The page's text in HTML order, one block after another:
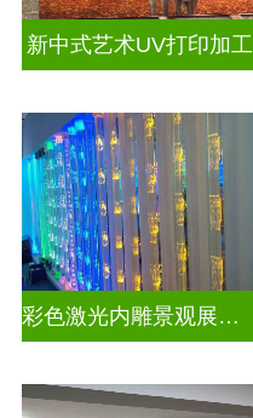
新中式艺术UV打印加工
彩色激光内雕景观展示发光玻璃